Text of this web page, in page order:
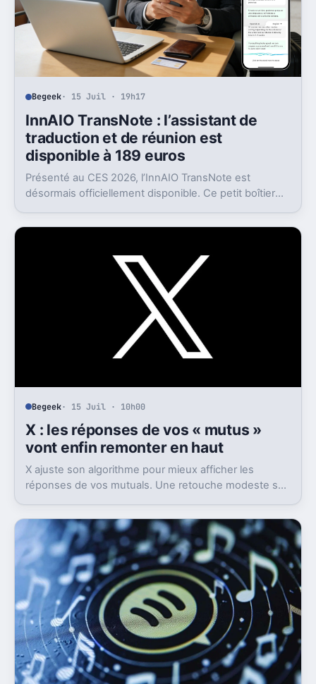
Begeek· 15 Juil · 19h17
InnAIO TransNote : l’assistant de
traduction et de réunion est
disponible à 189 euros
Présenté au CES 2026, l’InnAIO TransNote est
désormais officiellement disponible. Ce petit boîtier
enregistrement autonome, transcription et génération
Begeek· 15 Juil · 10h00
X : les réponses de vos « mutus »
vont enfin remonter en haut
X ajuste son algorithme pour mieux afficher les
réponses de vos mutuals. Une retouche modeste sur